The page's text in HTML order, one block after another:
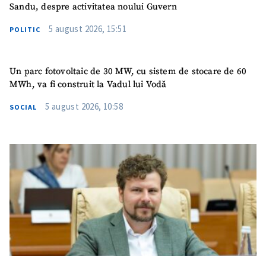
Sandu, despre activitatea noului Guvern
POLITIC 5 august 2026, 15:51
Un parc fotovoltaic de 30 MW, cu sistem de stocare de 60
MWh, va fi construit la Vadul lui Vodă
SOCIAL 5 august 2026, 10:58